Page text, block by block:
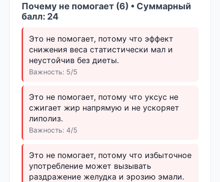
Почему не помогает (6) • Суммарный
балл: 24
Это не помогает, потому что эффект
снижения веса статистически мал и
неустойчив без диеты.
Важность: 5/5
Это не помогает, потому что уксус не
сжигает жир напрямую и не ускоряет
липолиз.
Важность: 4/5
Это не помогает, потому что избыточное
употребление может вызывать
раздражение желудка и эрозию эмали.